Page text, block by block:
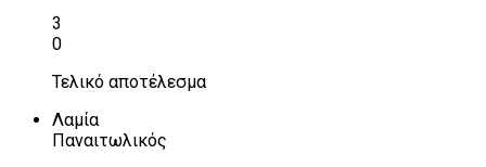
3
0
Τελικό αποτέλεσμα
Λαμία
Παναιτωλικός